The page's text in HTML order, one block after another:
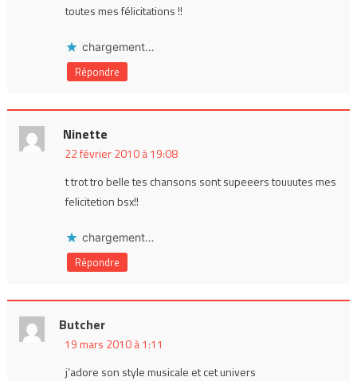
toutes mes félicitations !!
chargement…
Répondre
Ninette
22 février 2010 à 19:08
t trot tro belle tes chansons sont supeeers touuutes mes
felicitetion bsx!!
chargement…
Répondre
Butcher
19 mars 2010 à 1:11
j’adore son style musicale et cet univers